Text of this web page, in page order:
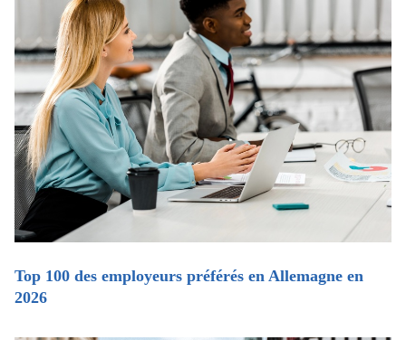
Top 100 des employeurs préférés en Allemagne en
2026